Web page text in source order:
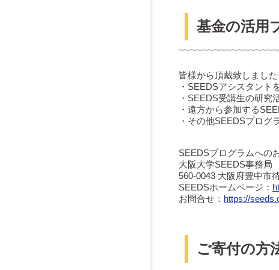
基金の活用
皆様から頂戴致しまし
・SEEDSアシスタント
・SEEDS受講生の研究
・遠方から参加する
・その他SEEDSプログ
SEEDSプログラムへの
大阪大学SEEDS事務局
560-0043 大阪府豊中市
SEEDSホームページ：
お問合せ： https://
ご寄付の方